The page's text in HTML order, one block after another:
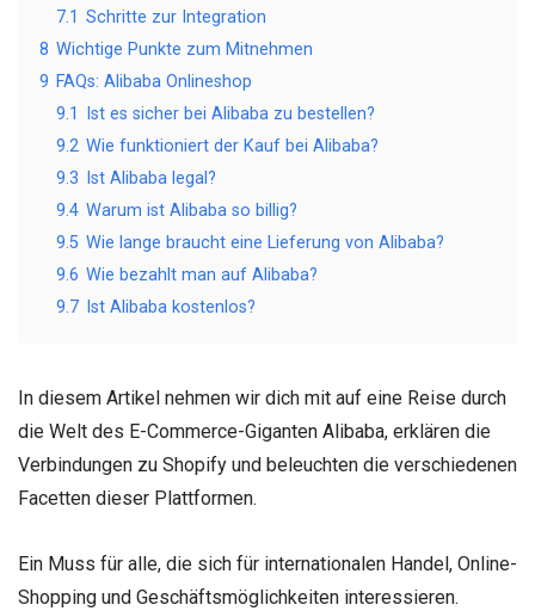
7.1 Schritte zur Integration
8 Wichtige Punkte zum Mitnehmen
9 FAQs: Alibaba Onlineshop
9.1
Ist es sicher bei Alibaba zu bestellen?
9.2 Wie funktioniert der Kauf bei Alibaba?
9.3
Ist Alibaba legal?
9.4 Warum ist Alibaba so billig?
9.5 Wie lange braucht eine Lieferung von Alibaba?
9.6 Wie bezahlt man auf Alibaba?
9.7 Ist Alibaba kostenlos?
In diesem Artikel nehmen wir dich mit auf eine Reise durch
die Welt des E-Commerce-Giganten Alibaba, erklären die
Verbindungen zu Shopify und beleuchten die verschiedenen
Facetten dieser Plattformen.
Ein Muss für alle, die sich für internationalen Handel, Online-
Shopping und Geschäftsmöglichkeiten interessieren.